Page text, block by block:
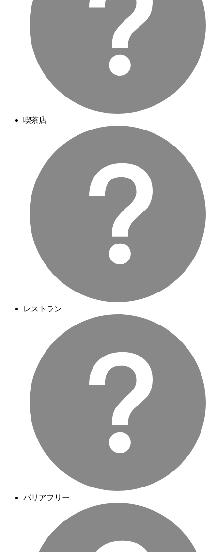
喫茶店
レストラン
バリアフリー